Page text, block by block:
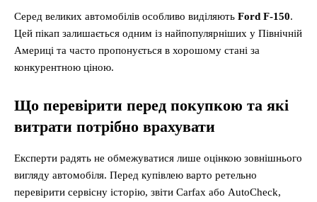
Серед великих автомобілів особливо виділяють Ford F-150.
Цей пікап залишається одним із найпопулярніших у Північній
Америці та часто пропонується в хорошому стані за
конкурентною ціною.
Що перевірити перед покупкою та які
витрати потрібно врахувати
Експерти радять не обмежуватися лише оцінкою зовнішнього
вигляду автомобіля. Перед купівлею варто ретельно
перевірити сервісну історію, звіти Carfax або AutoCheck,